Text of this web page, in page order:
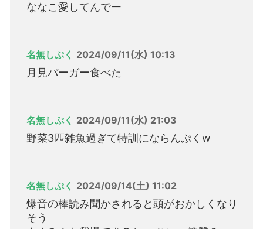
ななこ愛してんでー
名無しぷく 2024/09/11(水) 10:13
月見バーガー食べた
名無しぷく 2024/09/11(水) 21:03
野菜3匹雑魚過ぎて特訓にならんぷくw
名無しぷく 2024/09/14(土) 11:02
爆音の棒読み聞かされると頭がおかしくなり
そう